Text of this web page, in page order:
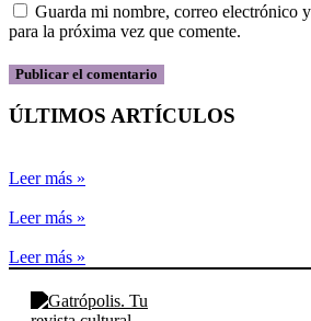
Guarda mi nombre, correo electrónico
para la próxima vez que comente.
ÚLTIMOS ARTÍCULOS
Leer más »
Leer más »
Leer más »